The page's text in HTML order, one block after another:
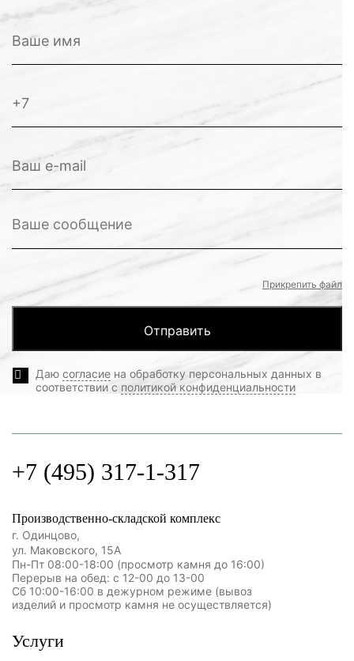
Прикрепить файл
Даю согласие на обработку персональных данных в
соответствии с политикой конфиденциальности
+7 (495) 317-1-317
Производственно-складской комплекс
г. Одинцово,
ул. Маковского, 15А
Пн-Пт 08:00-18:00 (просмотр камня до 16:00)
Перерыв на обед: с 12-00 до 13-00
Сб 10:00-16:00 в дежурном режиме (вывоз
изделий и просмотр камня не осуществляется)
Услуги